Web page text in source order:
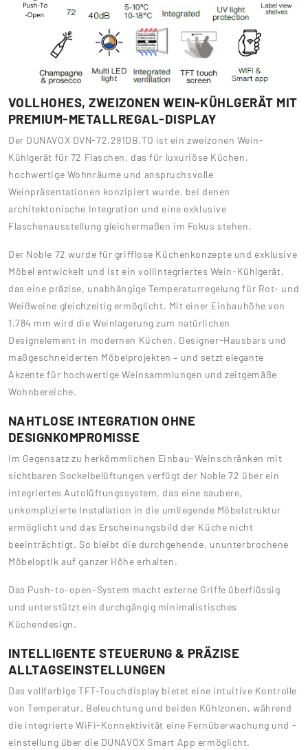
VOLLHOHES, ZWEIZONEN WEIN-KÜHLGERÄT MIT
PREMIUM-METALLREGAL-DISPLAY
Der DUNAVOX DVN-72.291DB.TO ist ein zweizonen Wein-
Kühlgerät für 72 Flaschen, das für luxuriöse Küchen,
hochwertige Wohnräume und anspruchsvolle
Weinpräsentationen konzipiert wurde, bei denen
architektonische Integration und eine exklusive
Flaschenausstellung gleichermaßen im Fokus stehen.
Der Noble 72 wurde für grifflose Küchenkonzepte und exklusive
Möbel entwickelt und ist ein vollintegriertes Wein-Kühlgerät,
das eine präzise, unabhängige Temperaturregelung für Rot- und
Weißweine gleichzeitig ermöglicht. Mit einer Einbauhöhe von
1.784 mm wird die Weinlagerung zum natürlichen
Designelement in modernen Küchen, Designer-Hausbars und
maßgeschneiderten Möbelprojekten – und setzt elegante
Akzente für hochwertige Weinsammlungen und zeitgemäße
Wohnbereiche.
NAHTLOSE INTEGRATION OHNE
DESIGNKOMPROMISSE
Im Gegensatz zu herkömmlichen Einbau-Weinschränken mit
sichtbaren Sockelbelüftungen verfügt der Noble 72 über ein
integriertes Autolüftungssystem, das eine saubere,
unkomplizierte Installation in die umliegende Möbelstruktur
ermöglicht und das Erscheinungsbild der Küche nicht
beeinträchtigt. So bleibt die durchgehende, ununterbrochene
Möbeloptik auf ganzer Höhe erhalten.
Das Push-to-open-System macht externe Griffe überflüssig
und unterstützt ein durchgängig minimalistisches
Küchendesign.
INTELLIGENTE STEUERUNG & PRÄZISE
ALLTAGSEINSTELLUNGEN
Das vollfarbige TFT-Touchdisplay bietet eine intuitive Kontrolle
von Temperatur, Beleuchtung und beiden Kühlzonen, während
die integrierte WiFi-Konnektivität eine Fernüberwachung und -
einstellung über die DUNAVOX Smart App ermöglicht.